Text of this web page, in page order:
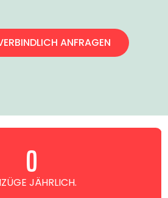
ANFRAGEN
JÄHRLICH.
0